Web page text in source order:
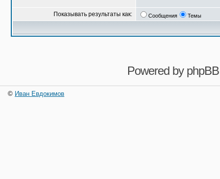
Показывать результаты как: Сообщения Темы
Powered by phpBB
© Иван Евдокимов